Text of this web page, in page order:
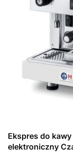
Ekspres do
elektroniczny